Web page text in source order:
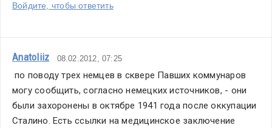
Войдите, чтобы ответить
Anatoliiz 08.02.2012, 07:25
по поводу трех немцев в сквере Павших коммунаров
могу сообщить, согласно немецких источников, - они
были захоронены в октябре 1941 года после оккупации
Сталино. Есть ссылки на медицинское заключение